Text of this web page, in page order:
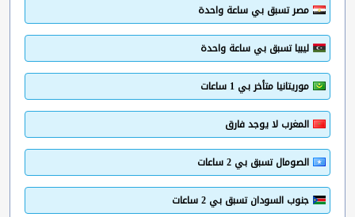
مصر تسبق بي ساعة واحدة
ليبيا تسبق بي ساعة واحدة
موريتانيا متأخر بي 1 ساعات
المغرب لا يوجد فارق
الصومال تسبق بي 2 ساعات
جنوب السودان تسبق بي 2 ساعات